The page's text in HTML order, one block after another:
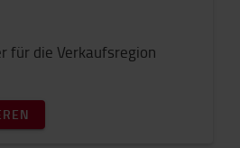
für die Verkaufsregion